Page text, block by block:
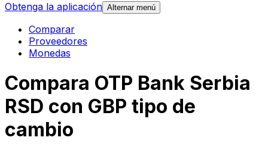
Obtenga la aplicación Alternar menú
Comparar
Proveedores
Monedas
Compara OTP Bank Serbia
RSD con GBP tipo de
cambio